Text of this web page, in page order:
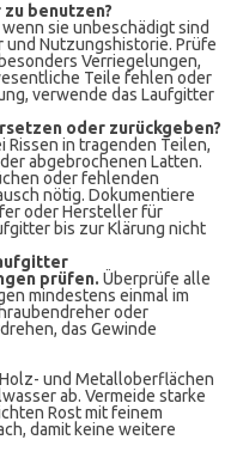
benutzen?
sie unbeschädigt sind
und Nutzungshistorie. Prüfe
Verriegelungen,
Teile fehlen oder
verwende das Laufgitter
oder zurückgeben?
in tragenden Teilen,
abgebrochenen Latten.
oder fehlenden
nötig. Dokumentiere
oder Hersteller für
bis zur Klärung nicht
prüfen. Überprüfe alle
mindestens einmal im
oder
das Gewinde
und Metalloberflächen
ab. Vermeide starke
Rost mit feinem
damit keine weitere